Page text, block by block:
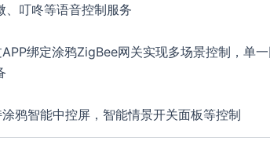
、叮咚等语音控制服务
绑定涂鸦ZigBee网关实现多场景控制，单
鸦智能中控屏，智能情景开关面板等控制